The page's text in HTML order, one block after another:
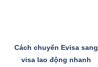
Cách chuyển Evisa sang
visa lao động nhanh